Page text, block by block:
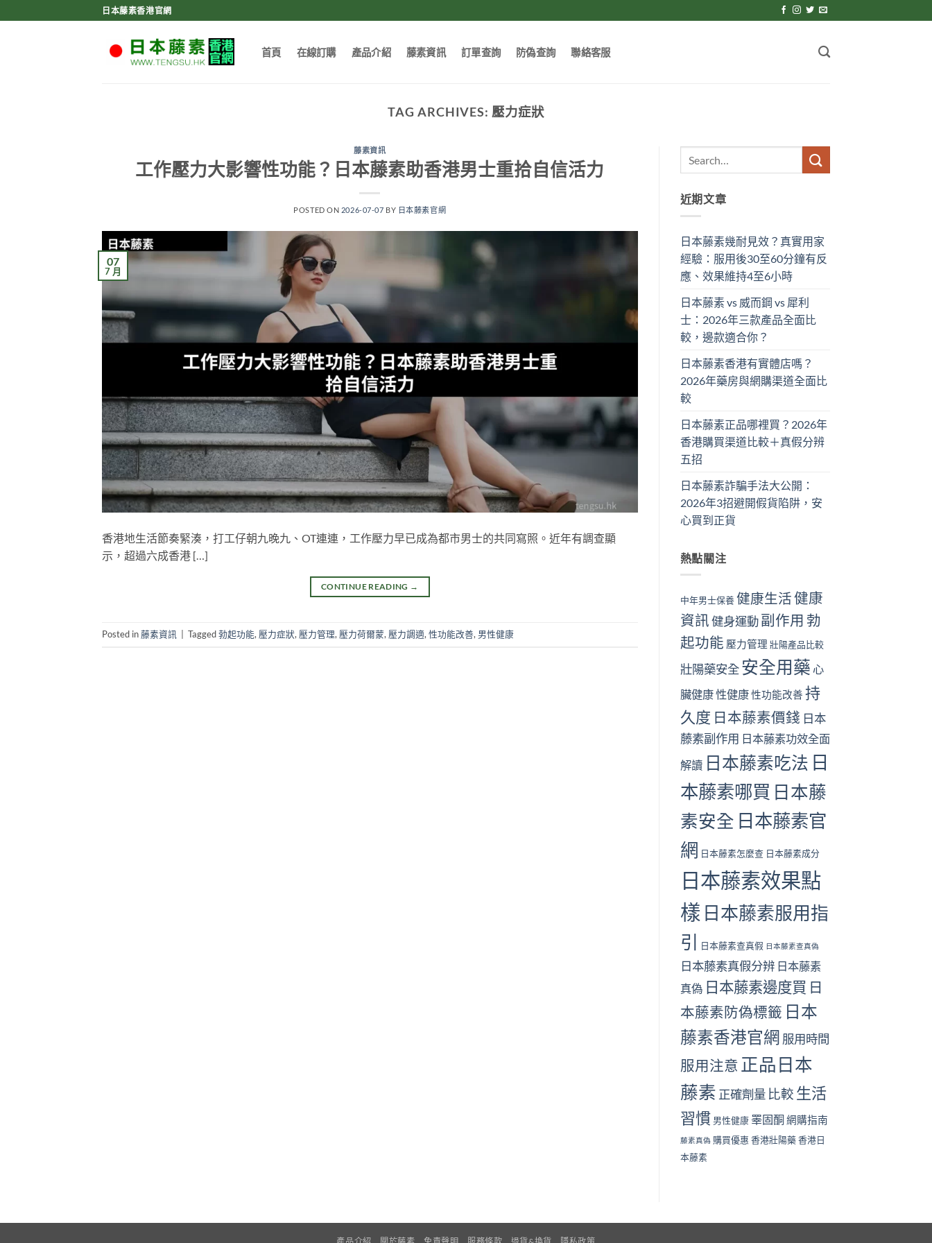
to
日本藤素香港官網
首頁 在線訂購 產品介紹 藤素資訊 訂單查詢 防偽查詢 聯絡客服
TAG ARCHIVES: 壓力症狀
藤素資訊
工作壓力大影響性功能？日本藤素助香港男士重拾自信活力
POSTED ON 2026-07-07 BY 日本藤素官網
07
7 月
香港地生活節奏緊湊，打工仔朝九晚九、OT連連，工作壓力早已成為都市男士的共同寫照。近年有調查顯
示，超過六成香港 […]
CONTINUE READING →
Posted in藤素資訊 Tagged勃起功能, 壓力症狀, 壓力管理, 壓力荷爾蒙, 壓力調適, 性功能改善, 男性健康
近期文章
日本藤素幾耐見效？真實用家
經驗：服用後30至60分鐘有反
應、效果維持4至6小時
日本藤素 vs 威而鋼 vs 犀利
士：2026年三款產品全面比
較，邊款適合你？
日本藤素香港有實體店嗎？
2026年藥房與網購渠道全面比
較
日本藤素正品哪裡買？2026年
香港購買渠道比較＋真假分辨
五招
日本藤素詐騙手法大公開：
2026年3招避開假貨陷阱，安
心買到正貨
熱點關注
中年男士保養 健康生活健康
資訊健身運動 副作用 勃
起功能 壓力管理 壯陽產品比較
壯陽藥安全 安全用藥 心
臟健康性健康性功能改善 持
久度 日本藤素價錢 日本
藤素副作用 日本藤素功效全面
解讀 日本藤素吃法 日
本藤素哪買 日本藤
素安全 日本藤素官
網 日本藤素怎麼查 日本藤素成分
日本藤素效果點
樣 日本藤素服用指
引
日本藤素查真假 日本藤素查真偽
日本藤素真假分辨 日本藤素
真偽 日本藤素邊度買 日
本藤素防偽標籤 日本
藤素香港官網 服用時間
服用注意 正品日本
藤素 正確劑量 比較 生活
習慣 男性健康 睪固酮 網購指南
藤素真偽 購買優惠 香港壯陽藥 香港日
本藤素